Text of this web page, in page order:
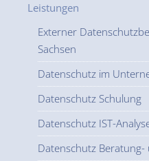
Leistungen
Externer
Sachsen
Datenschutz im
Datenschutz Schulung
Datenschutz IST-
Datenschutz